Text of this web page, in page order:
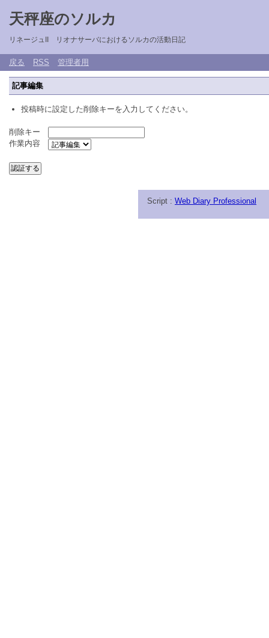
天秤座のソルカ
リネージュII リオナサーバにおけるソルカの活動日記
戻る RSS 管理者用
記事編集
投稿時に設定した削除キーを入力してください。
削除キー
作業内容
Script : Web Diary Professional